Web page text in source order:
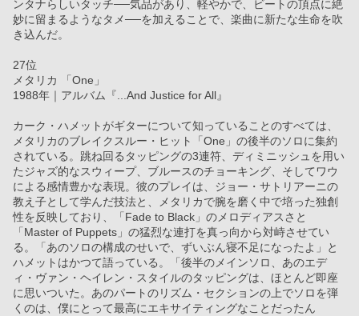
ンタナらしいタッチ──気品があり、軽やかで、ビートの頂点に絶
妙に留まるようなタメ──を加えることで、楽曲に新たな生命を吹
き込んだ。
27位
メタリカ 「One」
1988年｜アルバム『...And Justice for All』
カーク・ハメットがギターについて知っていることのすべては、
メタリカのブレイクスルー・ヒット「One」の後半のソロに集約
されている。跳ね回るタッピングの3連符、ディミニッシュを用い
たジャズ的なスウィープ、ブルースのチョーキング、そしてワウ
による感情豊かな表現。彼のプレイは、ジョー・サトリアーニの
教え子として学んだ技法と、メタリカで腕を磨く中で培った独創
性を反映しており、「Fade to Black」のメロディアスさと
「Master of Puppets」の猛烈な連打を真っ向から対峙させてい
る。「あのソロの構成のせいで、ずいぶん寝不足になったよ」と
ハメットはかつて語っている。「後半のメインソロ、あのエデ
ィ・ヴァン・ヘイレン・スタイルのタッピングは、ほとんど即座
に思いついた。あのパートのリズム・セクションの上でソロを弾
くのは、僕にとって最高にエキサイティングなことだったん